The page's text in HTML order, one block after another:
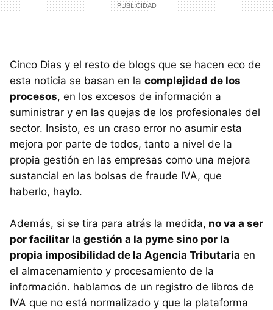
Cinco Dias y el resto de blogs que se hacen eco de
esta noticia se basan en la complejidad de los
procesos, en los excesos de información a
suministrar y en las quejas de los profesionales del
sector. Insisto, es un craso error no asumir esta
mejora por parte de todos, tanto a nivel de la
propia gestión en las empresas como una mejora
sustancial en las bolsas de fraude IVA, que
haberlo, haylo.
Además, si se tira para atrás la medida, no va a ser
por facilitar la gestión a la pyme sino por la
propia imposibilidad de la Agencia Tributaria en
el almacenamiento y procesamiento de la
información. hablamos de un registro de libros de
IVA que no está normalizado y que la plataforma